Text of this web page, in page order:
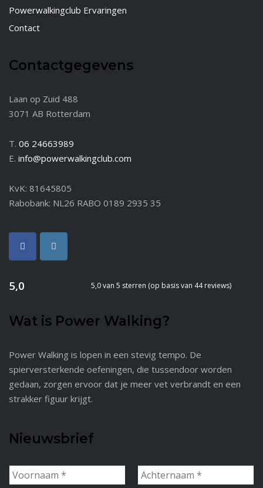
Powerwalkingclub Ervaringen
Contact
Contactgegevens
Laan op Zuid 488
3071 AB Rotterdam
T. 06 24663989
E. info@powerwalkingclub.com
KvK: 81645805
Rabobank: NL26 RABO 0189 2935 35
5,0 5,0 van 5 sterren (op basis van 44 reviews)
Wat is Power Walking?
Power Walking is lopen in een stevig tempo. De
spierversterkende oefeningen, die tussendoor worden
gedaan, zorgen ervoor dat je meer vet verbrandt en een
strakker figuur krijgt.
Nieuwsbrief